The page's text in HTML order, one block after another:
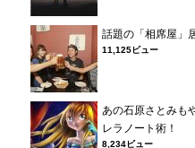
話題の「相席屋」
11,125ビュー
あの石原さとみも
レラノート術！
8,234ビュー